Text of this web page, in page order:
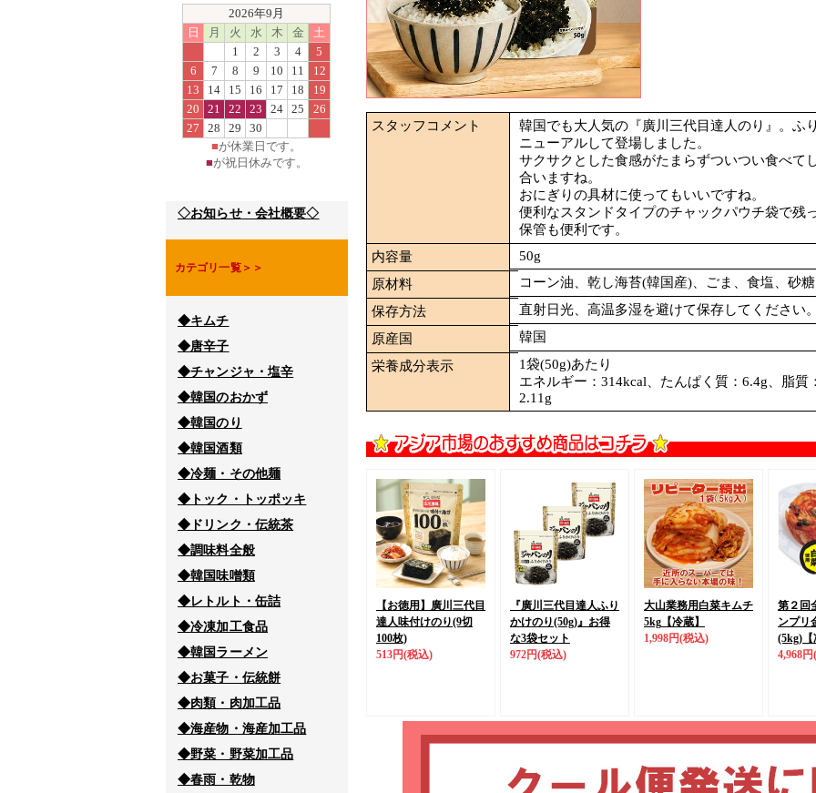
2026年9月
日
月 火 水 木 金
土
1
2 3 4
5
6
7 8 9 10 11
12
13
14 15 16 17 18
19
20
21 22 23 24 25
26
27
28 29
30
■が休業日です。
■が祝日休みです。
◇お知らせ・会社概要◇
カテゴリ一覧＞＞
◆キムチ
◆唐辛子
◆チャンジャ・塩辛
◆韓国のおかず
◆韓国のり
◆韓国酒類
◆冷麺・その他麺
◆トック・トッポッキ
◆ドリンク・伝統茶
◆調味料全般
◆韓国味噌類
◆レトルト・缶詰
◆冷凍加工食品
◆韓国ラーメン
◆お菓子・伝統餅
◆肉類・肉加工品
◆海産物・海産加工品
◆野菜・野菜加工品
◆春雨・乾物
スタッフコメント
韓国でも大人気の『廣川三代目達人のり』。ふ
ニューアルして登場しました。
サクサクとした食感がたまらずついつい食べて
合いますね。
おにぎりの具材に使ってもいいですね。
便利なスタンドタイプのチャックパウチ袋で残
保管も便利です。
内容量
50g
原材料
コーン油、乾し海苔(韓国産)、ごま、食塩、砂
保存方法
直射日光、高温多湿を避けて保存してください
原産国
韓国
栄養成分表示
1袋(50g)あたり
エネルギー：314kcal、たんぱく質：6.4g、脂
2.11g
【お徳用】廣川三代目
達人味付けのり(9切
100枚)
513円(税込)
『廣川三代目達人ふり
かけのり(50g)』 お得
な3袋セット
972円(税込)
大山業務用白菜キムチ
5kg 【冷蔵】
1,998円(税込)
第２回
ンプリ
(5kg)
4,968円